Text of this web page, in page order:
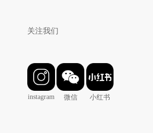
关注我们
instagram 微信 小红书